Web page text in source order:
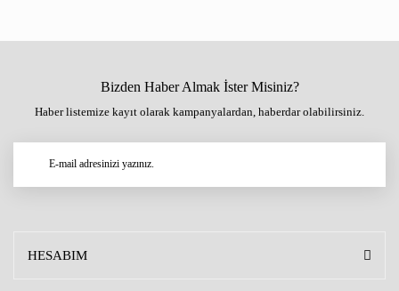
Bizden Haber Almak İster Misiniz?
Haber listemize kayıt olarak kampanyalardan, haberdar olabilirsiniz.
HESABIM